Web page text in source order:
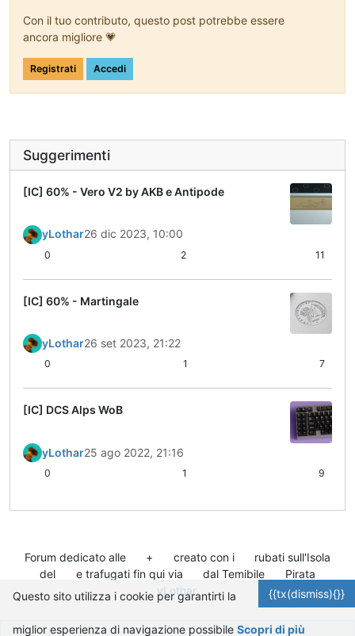
Con il tuo contributo, questo post potrebbe essere
ancora migliore 💗
Registrati Accedi
Suggerimenti
[IC] 60% - Vero V2 by AKB e Antipode
yLothar26 dic 2023, 10:00
0 2 11
[IC] 60% - Martingale
yLothar26 set 2023, 21:22
0 1 7
[IC] DCS Alps WoB
yLothar25 ago 2022, 21:16
0 1 9
Forum dedicato alle + creato con i
rubati sull'Isola
del
e trafugati fin qui via dal Temibile
Pirata
yLothar. {{tx(dismiss){}}
Questo sito utilizza i cookie per garantirti la
miglior esperienza di navigazione possibile Scopri di più